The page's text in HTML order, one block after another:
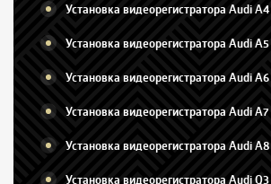
Установка видеорегистратора Audi A4
Установка видеорегистратора Audi A5
Установка видеорегистратора Audi A6
Установка видеорегистратора Audi A7
Установка видеорегистратора Audi A8
Установка видеорегистратора Audi Q3